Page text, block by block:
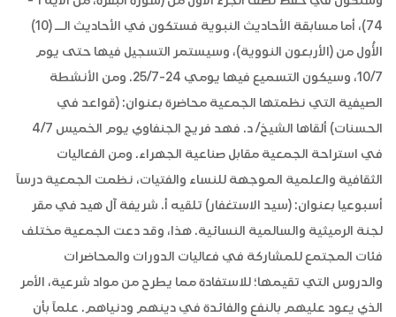
74)، أما مسابقة الأحاديث النبوية فستكون في الأحاديث الــ (10)
الأُول من (الأربعون النووية)، وسيستمر التسجيل فيها حتى يوم
10/7، وسيكون التسميع فيها يومي 24-25/7. ومن الأنشطة
الصيفية التي نظمتها الجمعية محاضرة بعنوان: (قواعد في
الحسنات) ألقاها الشيخ/ د. فهد فريج الجنفاوي يوم الخميس 4/7
في استراحة الجمعية مقابل صناعية الجهراء. ومن الفعاليات
الثقافية والعلمية الموجهة للنساء والفتيات، نظمت الجمعية درساً
أسبوعيا بعنوان: (سيد الاستغفار) تلقيه أ. شريفة آل هيد في مقر
لجنة الرميثية والسالمية النسائية. هذا، وقد دعت الجمعية مختلف
فئات المجتمع للمشاركة في فعاليات الدورات والمحاضرات
والدروس التي تقيمها؛ للاستفادة مما يطرح من مواد شرعية، الأمر
الذي يعود عليهم بالنفع والفائدة في دينهم ودنياهم. علماً بأن